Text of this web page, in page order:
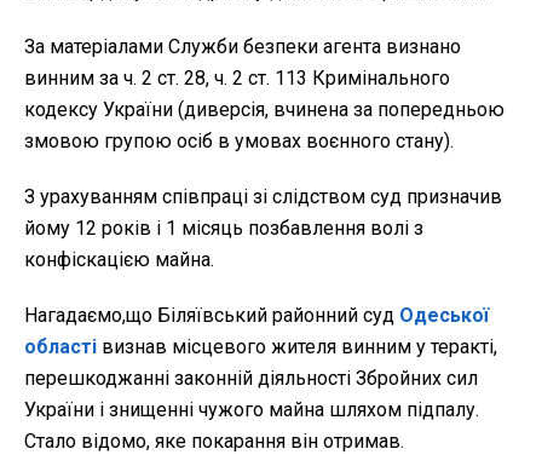
За матеріалами Служби безпеки агента визнано
винним за ч. 2 ст. 28, ч. 2 ст. 113 Кримінального
кодексу України (диверсія, вчинена за попередньою
змовою групою осіб в умовах воєнного стану).
З урахуванням співпраці зі слідством суд призначив
йому 12 років і 1 місяць позбавлення волі з
конфіскацією майна.
Нагадаємо,що Біляївський районний суд Одеської
області визнав місцевого жителя винним у теракті,
перешкоджанні законній діяльності Збройних сил
України і знищенні чужого майна шляхом підпалу.
Стало відомо, яке покарання він отримав.